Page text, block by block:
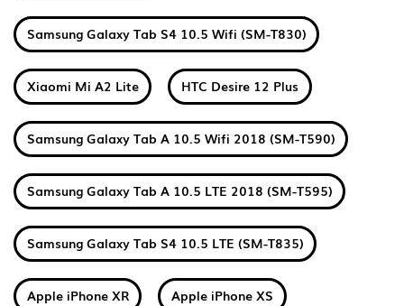
Samsung Galaxy Tab S4 10.5 Wifi (SM-T830)
Xiaomi Mi A2 Lite HTC Desire 12 Plus
Samsung Galaxy Tab A 10.5 Wifi 2018 (SM-T590)
Samsung Galaxy Tab A 10.5 LTE 2018 (SM-T595)
Samsung Galaxy Tab S4 10.5 LTE (SM-T835)
Apple iPhone XR Apple iPhone XS